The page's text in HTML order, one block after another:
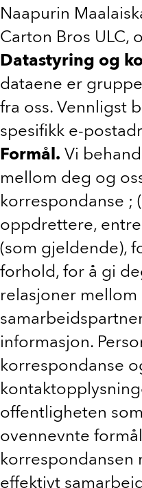
Naapurin
Carton Bros ULC,
Datastyring og
dataene er
fra oss. Vennligst
spesifikk e-
Formål. Vi
mellom deg og
korrespondanse ;
oppdrettere,
(som gjeldende),
forhold, for å gi
relasjoner
informasjon.
korrespondanse
offentligheten
ovennevnte
korrespondansen
effektivt